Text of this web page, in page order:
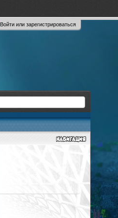
Войти или зарегистрироваться